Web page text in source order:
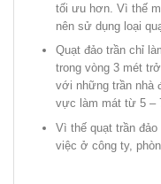
tối ưu hơn. Vì thế
nên sử dụng loại
Quạt đảo trần chỉ
trong vòng 3 mét
với những trần nhà
vực làm mát từ 5 –
Vì thế quạt trần
việc ở công ty,